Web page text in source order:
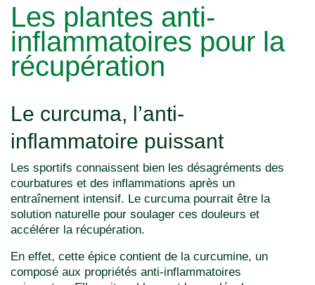
Les plantes anti-
inflammatoires pour la
récupération
Le curcuma, l’anti-
inflammatoire puissant
Les sportifs connaissent bien les désagréments des
courbatures et des inflammations après un
entraînement intensif. Le curcuma pourrait être la
solution naturelle pour soulager ces douleurs et
accélérer la récupération.
En effet, cette épice contient de la curcumine, un
composé aux propriétés anti-inflammatoires